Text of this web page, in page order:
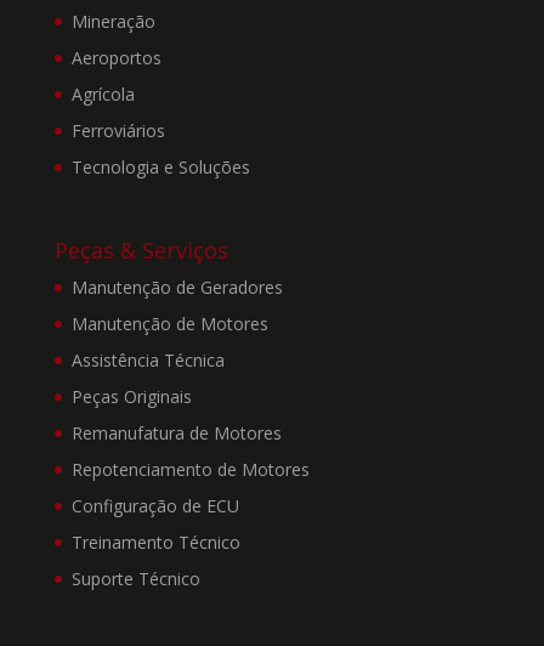
Mineração
Aeroportos
Agrícola
Ferroviários
Tecnologia e Soluções
Peças & Serviços
Manutenção de Geradores
Manutenção de Motores
Assistência Técnica
Peças Originais
Remanufatura de Motores
Repotenciamento de Motores
Configuração de ECU
Treinamento Técnico
Suporte Técnico
oferecendo informações e
serviços cada vez mais
expectativas. Ao aceitar
os Termos e Condições
Gerais de Uso
(“Termos”) aqui
está sujeito à sua
observância e respeito.
2. Por favor, leia estes
Termos com atenção, pois
sujeito as condições aqui